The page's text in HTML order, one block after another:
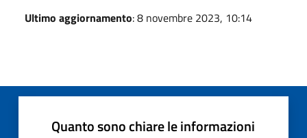
Ultimo aggiornamento: 8 novembre 2023, 10:14
Quanto sono chiare le informazioni